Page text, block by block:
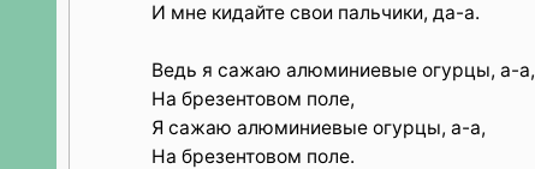
И мне кидайте свои пальчики, да-а.
Ведь я сажаю алюминиевые огурцы, а-а,
На брезентовом поле,
Я сажаю алюминиевые огурцы, а-а,
На брезентовом поле.